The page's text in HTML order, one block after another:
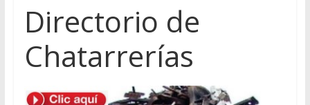
Directorio de
Chatarrerías